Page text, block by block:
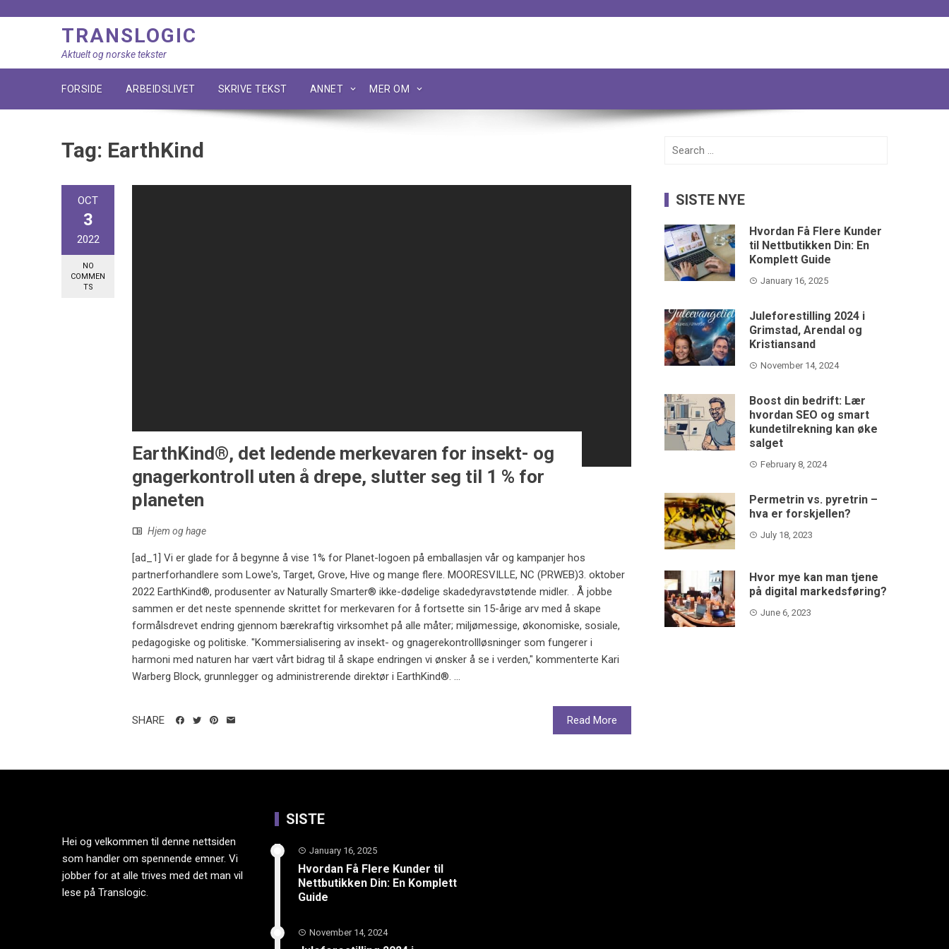
TRANSLOGIC
Aktuelt og norske tekster
FORSIDE ARBEIDSLIVET SKRIVE TEKST ANNET MER OM
Tag: EarthKind
OCT
3
2022
NO
COMMEN
TS
EarthKind®, det ledende merkevaren for insekt- og
gnagerkontroll uten å drepe, slutter seg til 1 % for
planeten
Hjem og hage
[ad_1] Vi er glade for å begynne å vise 1% for Planet-logoen på emballasjen vår og kampanjer hos
partnerforhandlere som Lowe's, Target, Grove, Hive og mange flere. MOORESVILLE, NC (PRWEB)3. oktober
2022 EarthKind®, produsenter av Naturally Smarter® ikke-dødelige skadedyravstøtende midler. . Å jobbe
sammen er det neste spennende skrittet for merkevaren for å fortsette sin 15-årige arv med å skape
formålsdrevet endring gjennom bærekraftig virksomhet på alle måter; miljømessige, økonomiske, sosiale,
pedagogiske og politiske. "Kommersialisering av insekt- og gnagerekontrollløsninger som fungerer i
harmoni med naturen har vært vårt bidrag til å skape endringen vi ønsker å se i verden," kommenterte Kari
Warberg Block, grunnlegger og administrerende direktør i EarthKind®. ...
Read More
SHARE
Search
SISTE NYE
Hvordan Få Flere Kunder
til Nettbutikken Din: En
Komplett Guide
January 16, 2025
Juleforestilling 2024 i
Grimstad, Arendal og
Kristiansand
November 14, 2024
Boost din bedrift: Lær
hvordan SEO og smart
kundetilrekning kan øke
salget
February 8, 2024
Permetrin vs. pyretrin –
hva er forskjellen?
July 18, 2023
Hvor mye kan man tjene
på digital markedsføring?
June 6, 2023
Hei og velkommen til denne nettsiden
som handler om spennende emner. Vi
jobber for at alle trives med det man vil
lese på Translogic.
SISTE
January 16, 2025
Hvordan Få Flere Kunder til
Nettbutikken Din: En Komplett
Guide
November 14, 2024